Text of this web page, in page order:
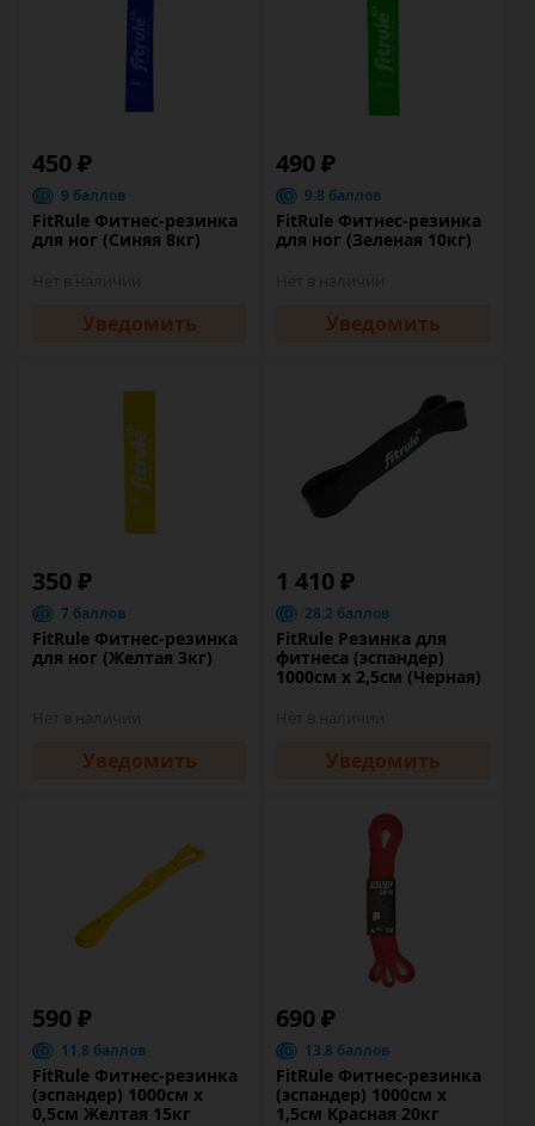
450 ₽
9 баллов
FitRule Фитнес-резинка
для ног (Синяя 8кг)
Уведомить
490 ₽
9.8 баллов
FitRule Фитнес-резинка
для ног (Зеленая 10кг)
Уведомить
350 ₽
7 баллов
FitRule Фитнес-резинка
для ног (Желтая 3кг)
Уведомить
1 410 ₽
28.2 баллов
FitRule Резинка для
фитнеса (эспандер)
1000см х 2,5см (Черная)
Уведомить
590 ₽
11.8 баллов
FitRule Фитнес-резинка
(эспандер) 1000см х
0,5см Желтая 15кг
690 ₽
13.8 баллов
FitRule Фитнес-резинка
(эспандер) 1000см х
1,5см Красная 20кг